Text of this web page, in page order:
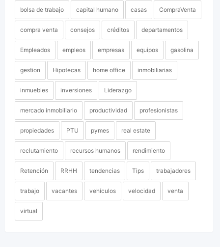
bolsa de trabajo capital humano casas CompraVenta
compra venta consejos créditos departamentos
Empleados empleos empresas equipos gasolina
gestion Hipotecas home office inmobiliarias
inmuebles inversiones Liderazgo
mercado inmobiliario productividad profesionistas
propiedades PTU pymes real estate
reclutamiento recursos humanos rendimiento
Retención RRHH tendencias Tips trabajadores
trabajo vacantes vehículos velocidad venta
virtual